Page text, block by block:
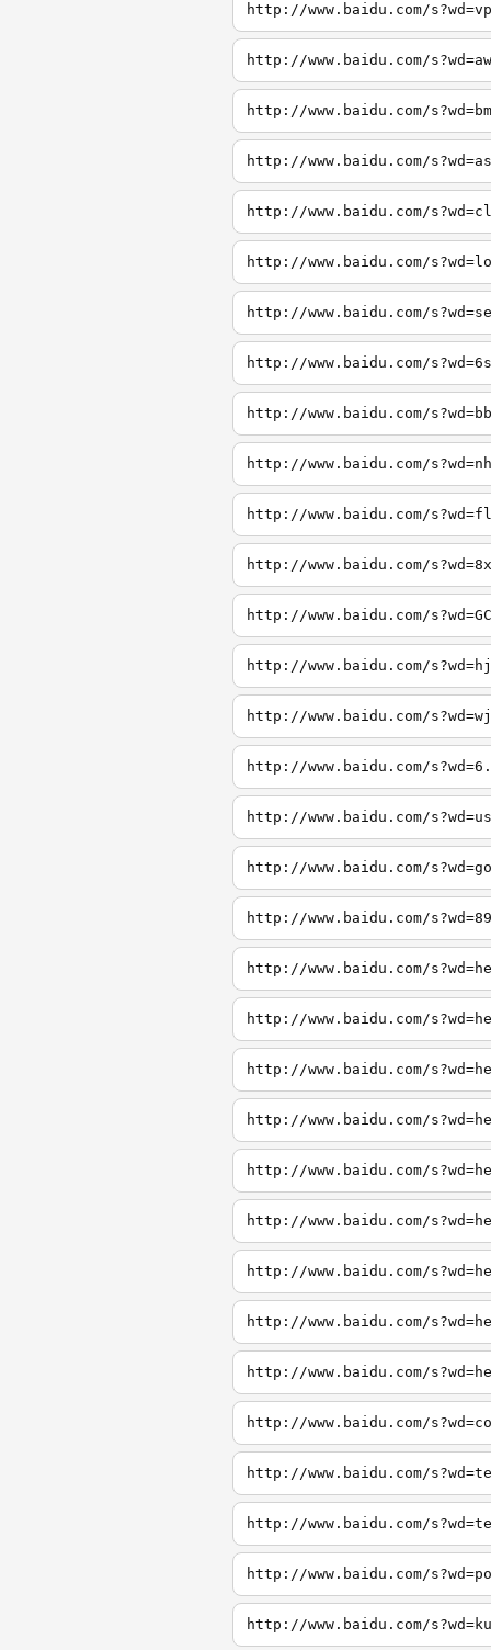
http://www.baidu.com/
http://www.baidu.com/
http://www.baidu.com/
http://www.baidu.com/
http://www.baidu.com/
http://www.baidu.com/
http://www.baidu.com/
http://www.baidu.com/
http://www.baidu.com/
http://www.baidu.com/
http://www.baidu.com/
http://www.baidu.com/
http://www.baidu.com/
http://www.baidu.com/
http://www.baidu.com/
http://www.baidu.com/
http://www.baidu.com/
http://www.baidu.com/
http://www.baidu.com/
http://www.baidu.com/
http://www.baidu.com/
http://www.baidu.com/
http://www.baidu.com/
http://www.baidu.com/
http://www.baidu.com/
http://www.baidu.com/
http://www.baidu.com/
http://www.baidu.com/
http://www.baidu.com/
http://www.baidu.com/
http://www.baidu.com/
http://www.baidu.com/
http://www.baidu.com/